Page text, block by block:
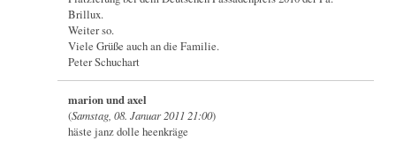
Brillux.
Weiter so.
Viele Grüße auch an die Familie.
Peter Schuchart
marion und axel
(Samstag, 08. Januar 2011 21:00)
häste janz dolle heenkräge